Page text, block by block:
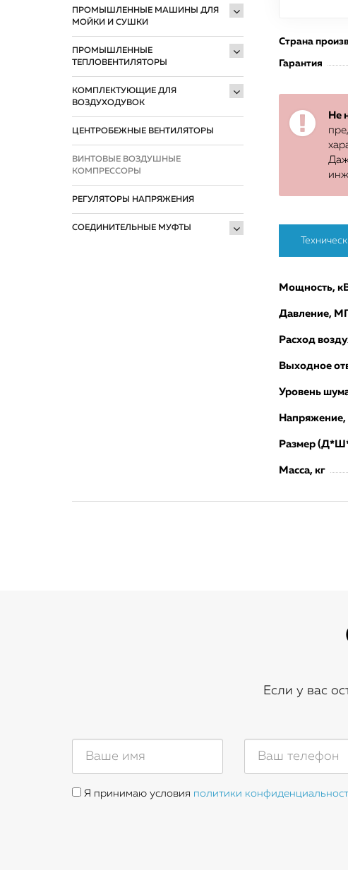
ПРОМЫШЛЕННЫЕ МАШИНЫ ДЛЯ
МОЙКИ И СУШКИ
ПРОМЫШЛЕННЫЕ
ТЕПЛОВЕНТИЛЯТОРЫ
КОМПЛЕКТУЮЩИЕ ДЛЯ
ВОЗДУХОДУВОК
ЦЕНТРОБЕЖНЫЕ ВЕНТИЛЯТОРЫ
ВИНТОВЫЕ ВОЗДУШНЫЕ
КОМПРЕССОРЫ
РЕГУЛЯТОРЫ НАПРЯЖЕНИЯ
СОЕДИНИТЕЛЬНЫЕ МУФТЫ
Страна
Гарантия
Не
Мощность,
Давление,
Расход
Выходное
Уровень
Напряжение,
Размер
Масса, кг
Если у вас
Я принимаю условия политики